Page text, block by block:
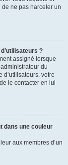
ne pas harceler un
?
assigné lorsque
du
d’utilisateurs, votre
le contacter en lui
dans une couleur
aux membres d’un